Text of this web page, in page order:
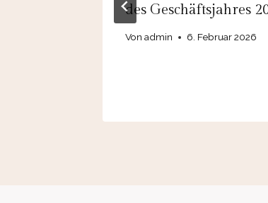
des Geschäftsjahres
Von admin 6. Februar 2026